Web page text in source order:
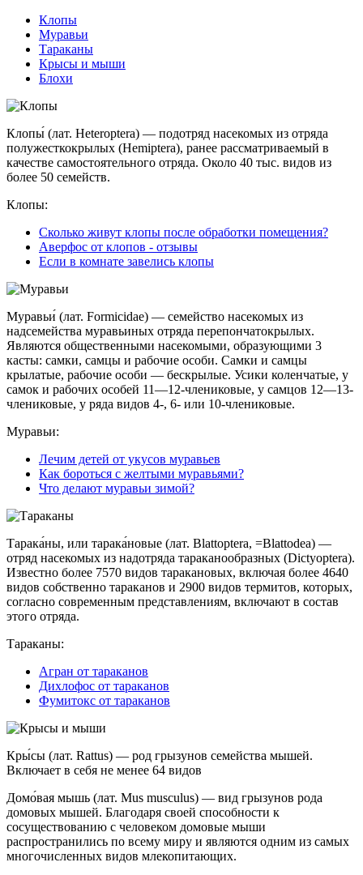
Клопы
Муравьи
Тараканы
Крысы и мыши
Блохи
Клопы́ (лат. Heteroptera) — подотряд насекомых из отряда
полужесткокрылых (Hemiptera), ранее рассматриваемый в
качестве самостоятельного отряда. Около 40 тыс. видов из
более 50 семейств.
Клопы:
Сколько живут клопы после обработки помещения?
Аверфос от клопов - отзывы
Если в комнате завелись клопы
Муравьи́ (лат. Formicidae) — семейство насекомых из
надсемейства муравьиных отряда перепончатокрылых.
Являются общественными насекомыми, образующими 3
касты: самки, самцы и рабочие особи. Самки и самцы
крылатые, рабочие особи — бескрылые. Усики коленчатые, у
самок и рабочих особей 11—12-члениковые, у самцов 12—13-
члениковые, у ряда видов 4-, 6- или 10-члениковые.
Муравьи:
Лечим детей от укусов муравьев
Как бороться с желтыми муравьями?
Что делают муравьи зимой?
Тарака́ны, или тарака́новые (лат. Blattoptera, =Blattodea) —
отряд насекомых из надотряда тараканообразных (Dictyoptera).
Известно более 7570 видов таракановых, включая более 4640
видов собственно тараканов и 2900 видов термитов, которых,
согласно современным представлениям, включают в состав
этого отряда.
Тараканы:
Агран от тараканов
Дихлофос от тараканов
Фумитокс от тараканов
Кры́сы (лат. Rattus) — род грызунов семейства мышей.
Включает в себя не менее 64 видов
Домо́вая мышь (лат. Mus musculus) — вид грызунов рода
домовых мышей. Благодаря своей способности к
сосуществованию с человеком домовые мыши
распространились по всему миру и являются одним из самых
многочисленных видов млекопитающих.